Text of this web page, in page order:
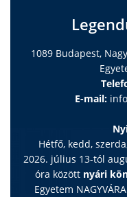
1089 Budapest,
E-mail:
Hétfő, kedd,
2026. július 13-tól
óra között nyári
Egyetem